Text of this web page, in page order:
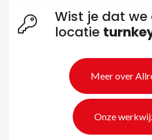
Wist je dat we
locatie
Meer over
Onze
Zoeken naar